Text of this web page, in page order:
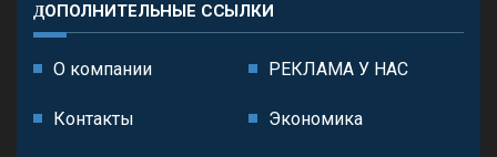
ДОПОЛНИТЕЛЬНЫЕ ССЫЛКИ
О компании РЕКЛАМА У НАС
Контакты Экономика